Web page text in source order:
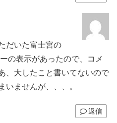
だいた富士宮の
の表示があったので、コメ
、大したこと書いてないので
いませんが、、、。
返信